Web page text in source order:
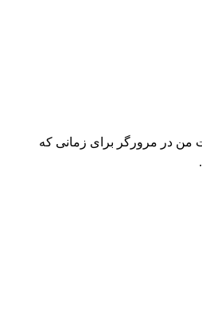
من در مرورگر برای زمانی که